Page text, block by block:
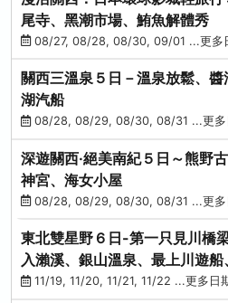
尾寺、黑潮市場、鮪魚解體秀
08/27, 08/28, 08/30, 09/01 ...更多
關西三溫泉５日－溫泉放鬆、
湖汽船
08/28, 08/29, 08/30, 08/31 ...更多
深遊關西·絕美南紀５日～熊野
神宮、海女小屋
08/28, 08/29, 08/30, 08/31 ...更多
東北雙星野６日-第一只見川橋
入瀨溪、銀山溫泉、最上川遊船
(仙/青)
11/19, 11/20, 11/21, 11/22 ...更多日